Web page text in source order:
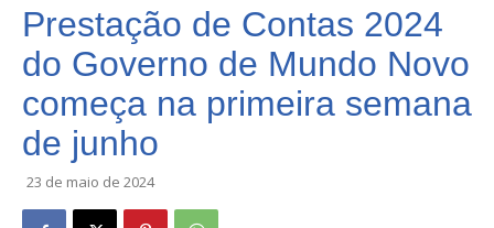
Prestação de Contas 2024
do Governo de Mundo Novo
começa na primeira semana
de junho
23 de maio de 2024